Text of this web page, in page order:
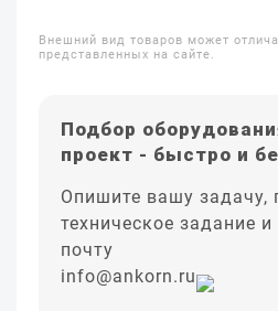
Внешний вид товаров может
представленных на сайте.
Подбор
проект - быстро и
Опишите вашу задачу,
техническое задание
почту
info@ankorn.ru